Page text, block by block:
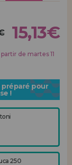
15,13€
de martes 11
préparé pour
!
250